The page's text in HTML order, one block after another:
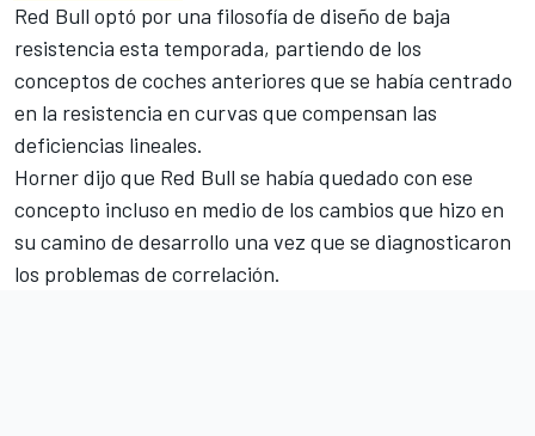
Red Bull optó por una filosofía de diseño de baja
resistencia esta temporada, partiendo de los
conceptos de coches anteriores que se había centrado
en la resistencia en curvas que compensan las
deficiencias lineales.
Horner dijo que Red Bull se había quedado con ese
concepto incluso en medio de los cambios que hizo en
su camino de desarrollo una vez que se diagnosticaron
los problemas de correlación.